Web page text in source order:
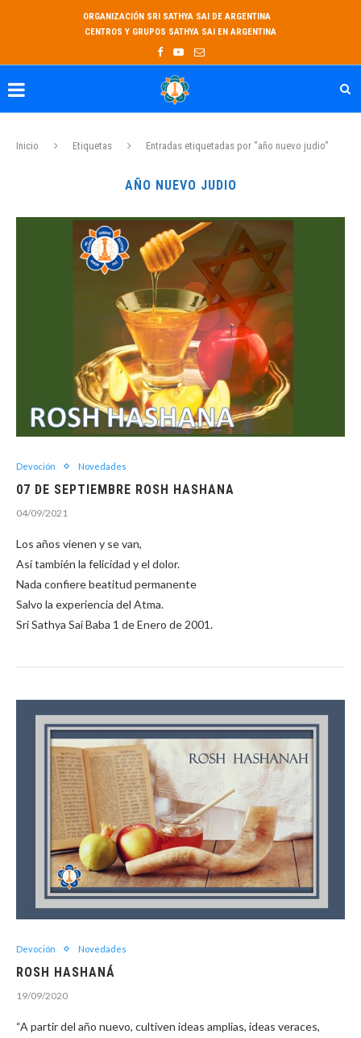
ORGANIZACIÓN SRI SATHYA SAI DE ARGENTINA
CENTROS Y GRUPOS SATHYA SAI EN ARGENTINA
Inicio Etiquetas Entradas etiquetadas por "año nuevo judio"
AÑO NUEVO JUDIO
Devoción Novedades
07 DE SEPTIEMBRE ROSH HASHANA
04/09/2021
Los años vienen y se van,
Así también la felicidad y el dolor.
Nada confiere beatitud permanente
Salvo la experiencia del Atma.
Sri Sathya Sai Baba 1 de Enero de 2001.
Devoción Novedades
ROSH HASHANÁ
19/09/2020
“A partir del año nuevo, cultiven ideas amplias, ideas veraces,